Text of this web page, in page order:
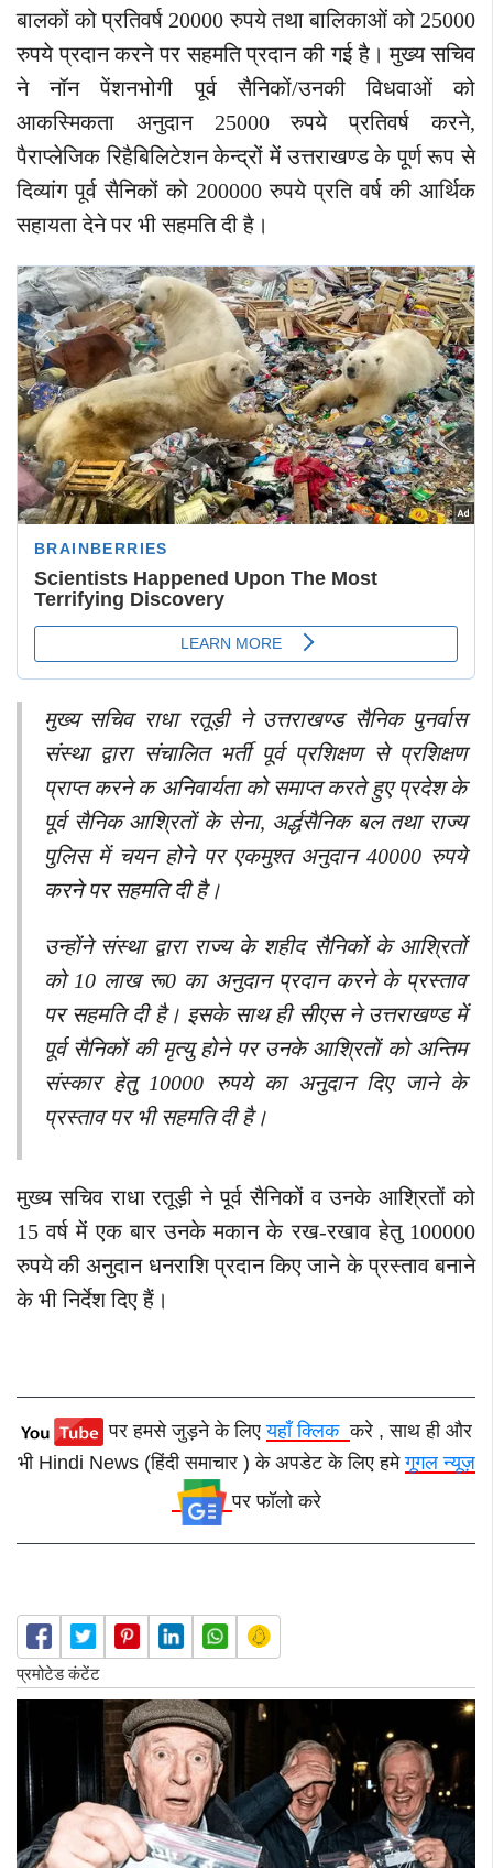
बालकों को प्रतिवर्ष 20000 रुपये तथा बालिकाओं को 25000
रुपये प्रदान करने पर सहमति प्रदान की गई है। मुख्य सचिव
ने नॉन पेंशनभोगी पूर्व सैनिकों/उनकी विधवाओं को
आकस्मिकता अनुदान 25000 रुपये प्रतिवर्ष करने,
पैराप्लेजिक रिहैबिलिटेशन केन्द्रों में उत्तराखण्ड के पूर्ण रूप से
दिव्यांग पूर्व सैनिकों को 200000 रुपये प्रति वर्ष की आर्थिक
सहायता देने पर भी सहमति दी है।
मुख्य सचिव राधा रतूड़ी ने उत्तराखण्ड सैनिक पुनर्वास
संस्था द्वारा संचालित भर्ती पूर्व प्रशिक्षण से प्रशिक्षण
प्राप्त करने क अनिवार्यता को समाप्त करते हुए प्रदेश के
पूर्व सैनिक आश्रितों के सेना, अर्द्धसैनिक बल तथा राज्य
पुलिस में चयन होने पर एकमुश्त अनुदान 40000 रुपये
करने पर सहमति दी है।
उन्होंने संस्था द्वारा राज्य के शहीद सैनिकों के आश्रितों
को 10 लाख रू0 का अनुदान प्रदान करने के प्रस्ताव
पर सहमति दी है। इसके साथ ही सीएस ने उत्तराखण्ड में
पूर्व सैनिकों की मृत्यु होने पर उनके आश्रितों को अन्तिम
संस्कार हेतु 10000 रुपये का अनुदान दिए जाने के
प्रस्ताव पर भी सहमति दी है।
मुख्य सचिव राधा रतूड़ी ने पूर्व सैनिकों व उनके आश्रितों को
15 वर्ष में एक बार उनके मकान के रख-रखाव हेतु 100000
रुपये की अनुदान धनराशि प्रदान किए जाने के प्रस्ताव बनाने
के भी निर्देश दिए हैं।
पर हमसे जुड़ने के लिएयहाँ क्लिककरे , साथ ही और
भी Hindi News (हिंदी समाचार ) के अपडेट के लिए हमेगूगल न्यूज़
पर फॉलो करे